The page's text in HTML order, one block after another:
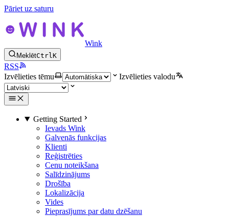
Pāriet uz saturu
Wink
MeklētCtrlK
RSS
Izvēlieties tēmu
Izvēlieties valodu
Getting Started
Ievads Wink
Galvenās funkcijas
Klienti
Reģistrēties
Cenu noteikšana
Salīdzinājums
Drošība
Lokalizācija
Vides
Pieprasījums par datu dzēšanu